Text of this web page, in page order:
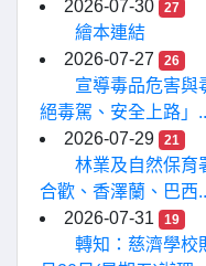
2026-07-30
27
繪本連結
2026-07-27
26
宣導毒品危害與
絕毒駕、安全上路」
2026-07-29
21
林業及自然保育
合歡、香澤蘭、巴西
2026-07-31
19
轉知：慈濟學校